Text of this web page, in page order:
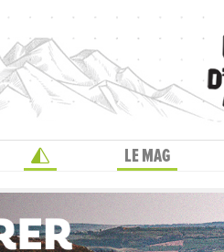
LE MAG